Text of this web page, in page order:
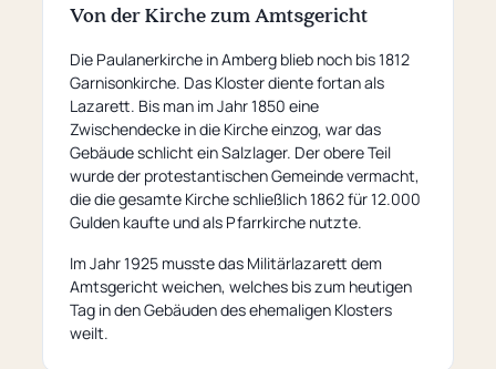
Von der Kirche zum Amtsgericht
Die Paulanerkirche in Amberg blieb noch bis 1812
Garnisonkirche. Das Kloster diente fortan als
Lazarett. Bis man im Jahr 1850 eine
Zwischendecke in die Kirche einzog, war das
Gebäude schlicht ein Salzlager. Der obere Teil
wurde der protestantischen Gemeinde vermacht,
die die gesamte Kirche schließlich 1862 für 12.000
Gulden kaufte und als Pfarrkirche nutzte.
Im Jahr 1925 musste das Militärlazarett dem
Amtsgericht weichen, welches bis zum heutigen
Tag in den Gebäuden des ehemaligen Klosters
weilt.